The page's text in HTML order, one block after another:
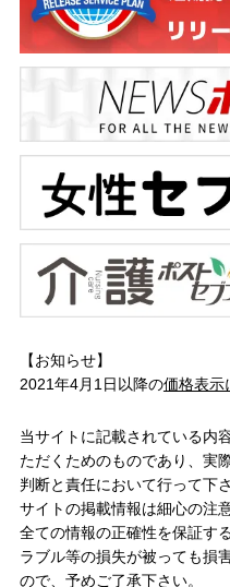
【お知らせ】
2021年4月1日以降の価格表示
当サイトに記載されている内
ただくためのものであり、実
判断と責任において行って下
サイトの掲載情報は細心の注
全ての情報の正確性を保証す
ラブル等の損失が被っても損
ので、予めご了承下さい。